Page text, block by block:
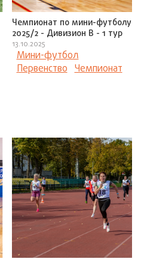
Чемпионат по мини-футболу
2025/2 - Дивизион В - 1 тур
13.10.2025
Мини-футбол
Первенство Чемпионат